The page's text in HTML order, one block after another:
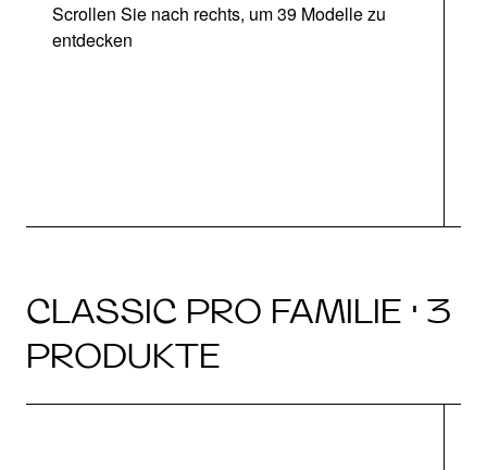
Scrollen Sie nach rechts, um 39 Modelle zu
entdecken
CLASSIC PRO FAMILIE · 3
PRODUKTE